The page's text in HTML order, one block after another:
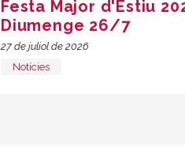
Festa Major d'Estiu
Diumenge 26/7
27 de juliol de 2026
Notícies